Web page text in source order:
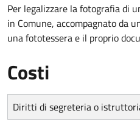
Per legalizzare la fotografia di
in Comune, accompagnato da
una fototessera e il proprio
Costi
Diritti di segreteria o